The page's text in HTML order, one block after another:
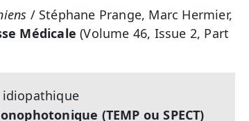
/ Stéphane Prange, Marc Hermier,
Médicale (Volume 46, Issue 2, Part
idiopathique
(TEMP ou SPECT)